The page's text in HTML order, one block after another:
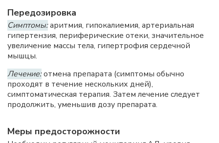
Передозировка
Симптомы:аритмия, гипокалиемия, артериальная
гипертензия, периферические отеки, значительное
увеличение массы тела, гипертрофия сердечной
мышцы.
Лечение:отмена препарата (симптомы обычно
проходят в течение нескольких дней),
симптоматическая терапия. Затем лечение следует
продолжить, уменьшив дозу препарата.
Меры предосторожности